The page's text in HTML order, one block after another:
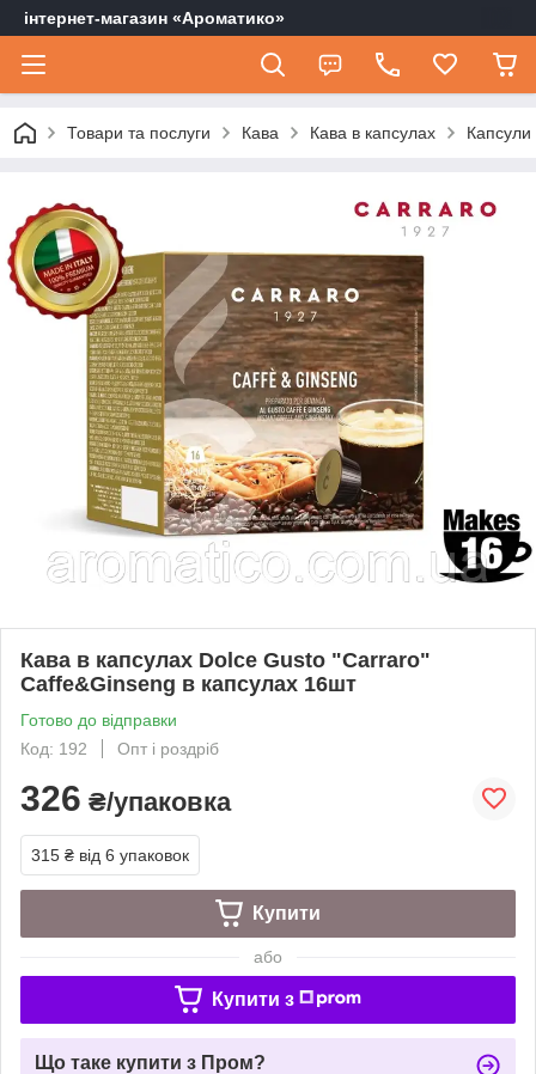
інтернет-магазин «Ароматико»
Товари та послуги Кава Кава в капсулах
Кава в капсулах Dolce Gusto "Carraro"
Caffe&Ginseng в капсулах 16шт
Готово до відправки
Код: 192
Опт і роздріб
326 ₴/упаковка
315 ₴ від 6 упаковок
Купити
або
Купити з
Що таке купити з Пром?